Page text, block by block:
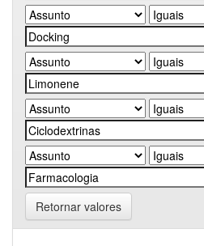
Retornar valores